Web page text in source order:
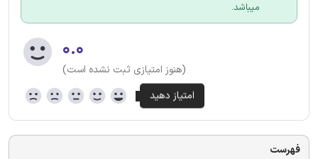
میباشد.
۰.۰
(هنوز امتیازی ثبت نشده است)
فهرست